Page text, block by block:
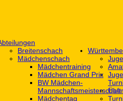
Breitenschach
Mädchenschach
Mädchentraining
Mädchen Grand Prix
BW Mädchen-
Mannschaftsmeisterschaft
Mädchentag